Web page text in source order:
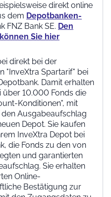
direkt online
dem Depotbanken-
FNZ Bank SE. Den
Sie hier
direkt bei der
"InveXtra Spartarif" bei
Damit erhalten
über 10.000 Fonds die
Konditionen", mit
Ausgabeaufschlag
Depot. Sie kaufen
InveXtra Depot bei
die Fonds zu den von
und garantierten
Sie erhalten
Online-
Bestätigung zur